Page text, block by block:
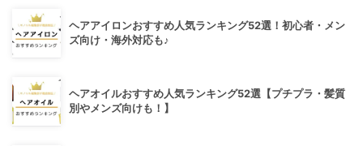
ヘアアイロンおすすめ人気ランキング52選！初心者・メン
ズ向け・海外対応も♪
ヘアオイルおすすめ人気ランキング52選【プチプラ・髪質
別やメンズ向けも！】